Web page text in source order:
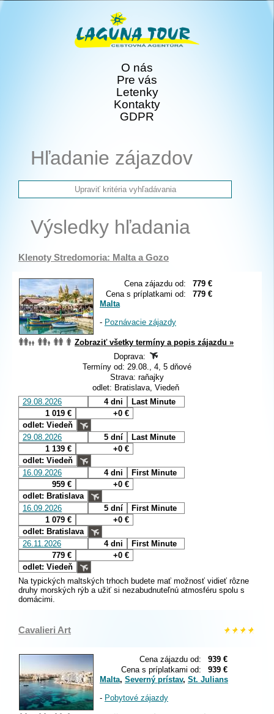
O nás
Pre vás
Letenky
Kontakty
GDPR
Hľadanie zájazdov
Výsledky hľadania
Klenoty Stredomoria: Malta a Gozo
Cena zájazdu od:
779 €
Cena s príplatkami od:
779 €
Malta
- Poznávacie zájazdy
Zobraziť všetky termíny a popis zájazdu »
Doprava:
Termíny od: 29.08., 4, 5 dňové
Strava: raňajky
odlet: Bratislava, Viedeň
29.08.2026
4 dni
Last Minute
1 019 €
+0 €
odlet: Viedeň
29.08.2026
5 dní
Last Minute
1 139 €
+0 €
odlet: Viedeň
16.09.2026
4 dni
First Minute
959 €
+0 €
odlet: Bratislava
16.09.2026
5 dní
First Minute
1 079 €
+0 €
odlet: Bratislava
26.11.2026
4 dni
First Minute
779 €
+0 €
odlet: Viedeň
Na typických maltských trhoch budete mať možnosť vidieť rôzne
druhy morských rýb a užiť si nezabudnuteľnú atmosféru spolu s
domácimi.
Cavalieri Art
Cena zájazdu od:
939 €
Cena s príplatkami od:
939 €
Malta, Severný prístav, St. Julians
- Pobytové zájazdy